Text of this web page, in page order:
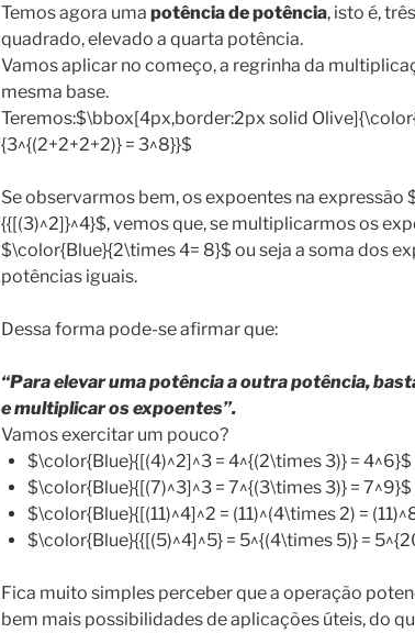
Temos agora uma potência de potência, isto é,
quadrado, elevado a quarta potência.
Vamos aplicar no começo, a regrinha da
mesma base.
Teremos:$\bbox[4px,border:2px solid
{3^{(2+2+2+2)} = 3^8}}$
Se observarmos bem, os expoentes na expressão
{{[(3)^2]}^4}$, vemos que, se multiplicarmos os
$\color{Blue}{2\times 4= 8}$ ou seja a soma dos
potências iguais.
Dessa forma pode-se afirmar que:
“Para elevar uma potência a outra potência,
e multiplicar os expoentes”.
Vamos exercitar um pouco?
$\color{Blue}{[(4)^2]^3 = 4^{(2\times 3)} = 4^6}$
$\color{Blue}{[(7)^3]^3 = 7^{(3\times 3)} = 7^9}$
$\color{Blue}{[(11)^4]^2 = (11)^(4\times 2) =
$\color{Blue}{{[(5)^4]^5} = 5^{(4\times 5)} =
Fica muito simples perceber que a operação
bem mais possibilidades de aplicações úteis, do